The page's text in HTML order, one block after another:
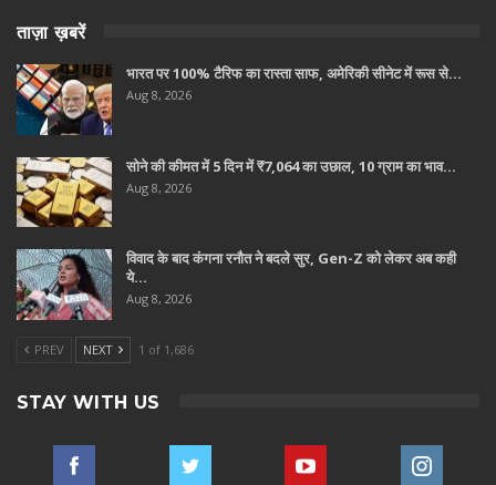
ताज़ा ख़बरें
भारत पर 100% टैरिफ का रास्ता साफ, अमेरिकी सीनेट में रूस से…
Aug 8, 2026
सोने की कीमत में 5 दिन में ₹7,064 का उछाल, 10 ग्राम का भाव…
Aug 8, 2026
विवाद के बाद कंगना रनौत ने बदले सुर, Gen-Z को लेकर अब कही
ये…
Aug 8, 2026
PREV NEXT 1 of 1,686
STAY WITH US